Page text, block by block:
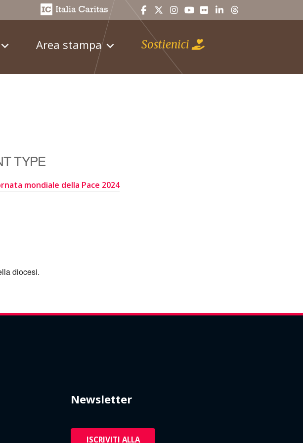
Area stampa Sostienici
TYPE
mondiale della Pace 2024
diocesi.
Newsletter
ISCRIVITI ALLA